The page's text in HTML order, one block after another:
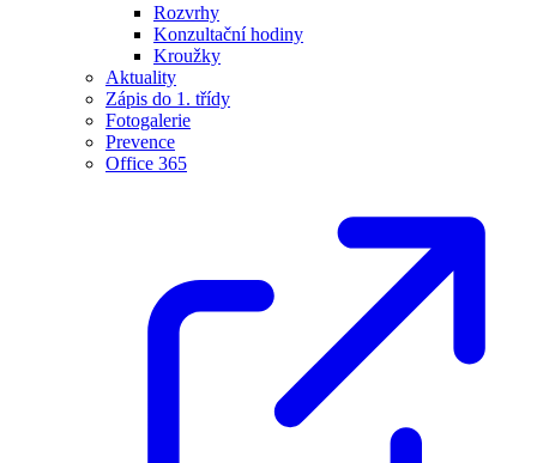
Rozvrhy
Konzultační hodiny
Kroužky
Aktuality
Zápis do 1. třídy
Fotogalerie
Prevence
Office 365